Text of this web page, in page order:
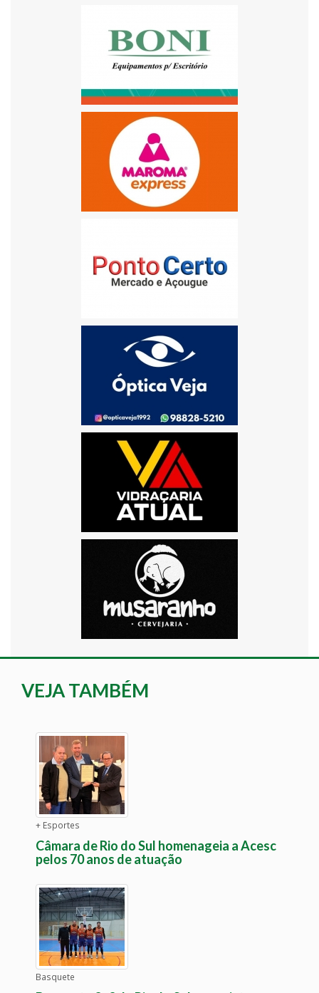
VEJA TAMBÉM
+ Esportes
Câmara de Rio do Sul homenageia a Acesc
pelos 70 anos de atuação
Basquete